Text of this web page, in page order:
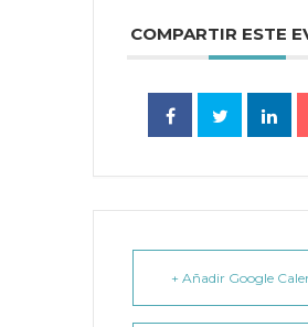
COMPARTIR ESTE
+ Añadir Google